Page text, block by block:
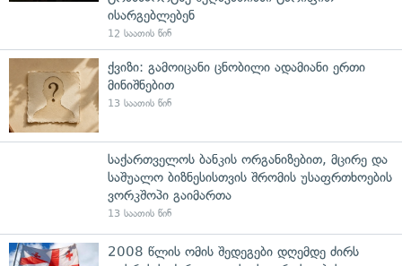
ისარგებლებენ
12 საათის წინ
ქვიზი: გამოიცანი ცნობილი ადამიანი ერთი
მინიშნებით
13 საათის წინ
საქართველოს ბანკის ორგანიზებით, მცირე და
საშუალო ბიზნესისთვის შრომის უსაფრთხოების
ვორკშოპი გაიმართა
13 საათის წინ
2008 წლის ომის შედეგები დღემდე ძირს